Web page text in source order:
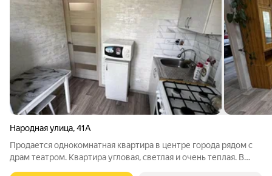
Народная улица,41А
Продается однокомнатная квартира в центре города рядом с
драм театром. Квартира угловая, светлая и очень теплая. В